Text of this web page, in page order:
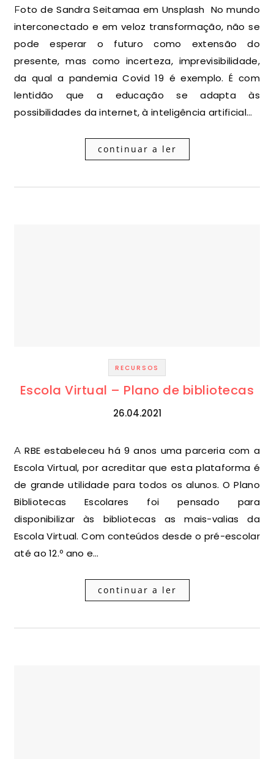
Foto de Sandra Seitamaa em Unsplash No mundo
interconectado e em veloz transformação, não se
pode esperar o futuro como extensão do
presente, mas como incerteza, imprevisibilidade,
da qual a pandemia Covid 19 é exemplo. É com
lentidão que a educação se adapta às
possibilidades da internet, à inteligência artificial…
continuar a ler
RECURSOS
Escola Virtual – Plano de bibliotecas
26.04.2021
A RBE estabeleceu há 9 anos uma parceria com a
Escola Virtual, por acreditar que esta plataforma é
de grande utilidade para todos os alunos. O Plano
Bibliotecas Escolares foi pensado para
disponibilizar às bibliotecas as mais-valias da
Escola Virtual. Com conteúdos desde o pré-escolar
até ao 12.º ano e…
continuar a ler